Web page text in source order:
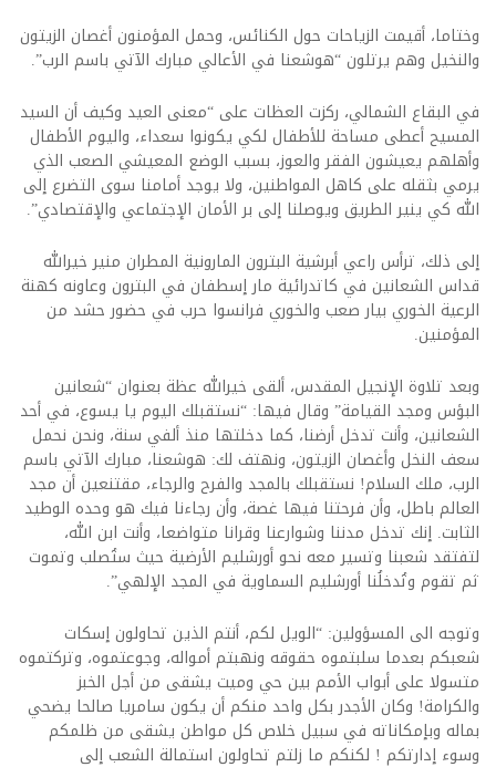
وختاما، أقيمت الزياحات حول الكنائس، وحمل المؤمنون أغصان الزيتون
والنخيل وهم يرتلون “هوشعنا في الأعالي مبارك الآتي باسم الرب”.
في البقاع الشمالي، ركزت العظات على “معنى العيد وكيف أن السيد
المسيح أعطى مساحة للأطفال لكي يكونوا سعداء، واليوم الأطفال
وأهلهم يعيشون الفقر والعوز، بسبب الوضع المعيشي الصعب الذي
يرمي بثقله على كاهل المواطنين، ولا يوجد أمامنا سوى التضرع إلى
الله كي ينير الطريق ويوصلنا إلى بر الأمان الإجتماعي والإقتصادي”.
إلى ذلك، ترأس راعي أبرشية البترون المارونية المطران منير خيرالله
قداس الشعانين في كاتدرائية مار إسطفان في البترون وعاونه كهنة
الرعية الخوري بيار صعب والخوري فرانسوا حرب في حضور حشد من
المؤمنين.
وبعد تلاوة الإنجيل المقدس، ألقى خيرالله عظة بعنوان “شعانين
البؤس ومجد القيامة” وقال فيها: “نستقبلك اليوم يا يسوع، في أحد
الشعانين، وأنت تدخل أرضنا، كما دخلتها منذ ألفي سنة، ونحن نحمل
سعف النخل وأغصان الزيتون، ونهتف لك: هوشعنا، مبارك الآتي باسم
الرب، ملك السلام! نستقبلك بالمجد والفرح والرجاء، مقتنعين أن مجد
العالم باطل، وأن فرحتنا فيها غصة، وأن رجاءنا فيك هو وحده الوطيد
الثابت. إنك تدخل مدننا وشوارعنا وقرانا متواضعا، وأنت ابن الله،
لتفتقد شعبنا وتسير معه نحو أورشليم الأرضية حيث ستُصلب وتموت
ثم تقوم وتُدخلُنا أورشليم السماوية في المجد الإلهي”.
وتوجه الى المسؤولين: “الويل لكم، أنتم الذين تحاولون إسكات
شعبكم بعدما سلبتموه حقوقه ونهبتم أمواله، وجوعتموه، وتركتموه
متسولا على أبواب الأمم بين حي وميت يشقى من أجل الخبز
والكرامة! وكان الأجدر بكل واحد منكم أن يكون سامريا صالحا يضحي
بماله وبإمكاناته في سبيل خلاص كل مواطن يشقى من ظلمكم
وسوء إدارتكم ! لكنكم ما زلتم تحاولون استمالة الشعب إلى